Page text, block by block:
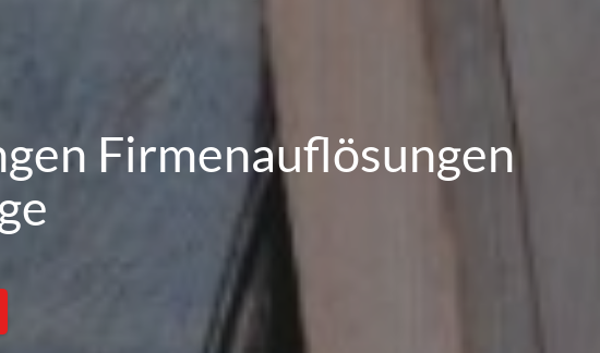
Firmenauflösungen